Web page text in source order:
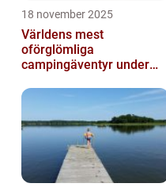
18 november 2025
Världens mest
oförglömliga
campingäventyr under